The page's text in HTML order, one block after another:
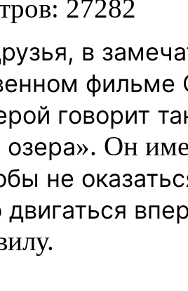
27282
, в
фильме
говорит
». Он
не
двигаться